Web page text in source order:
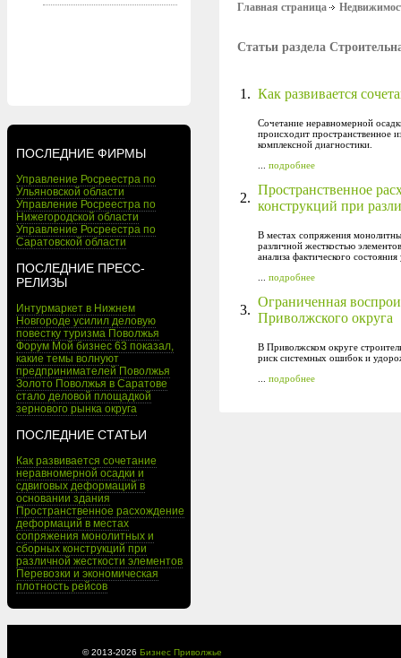
ПОСЛЕДНИЕ ФИРМЫ
Управление Росреестра по
Ульяновской области
Управление Росреестра по
Нижегородской области
Управление Росреестра по
Саратовской области
ПОСЛЕДНИЕ ПРЕСС-
РЕЛИЗЫ
Интурмаркет в Нижнем
Новгороде усилил деловую
повестку туризма Поволжья
Форум Мой бизнес 63 показал,
какие темы волнуют
предпринимателей Поволжья
Золото Поволжья в Саратове
стало деловой площадкой
зернового рынка округа
ПОСЛЕДНИЕ СТАТЬИ
Как развивается сочетание
неравномерной осадки и
сдвиговых деформаций в
основании здания
Пространственное расхождение
деформаций в местах
сопряжения монолитных и
сборных конструкций при
различной жесткости элементов
Перевозки и экономическая
плотность рейсов
Главная страница
Статьи раздела
1. Как развивается
Сочетание неравномерной
происходит пространственное
комплексной диагностики.
подробнее
2.
Пространственное
конструкций при
В местах сопряжения
различной жесткостью
анализа фактического состояния
подробнее
3.
Ограниченная
Приволжского округа
В Приволжском округе
риск системных ошибок и
подробнее
© 2013-2026 Бизнес Приволжье